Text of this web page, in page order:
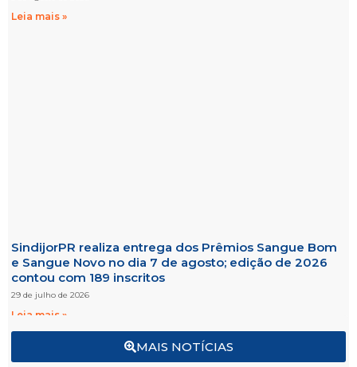
MAIS NOTÍCIAS
Leia mais »
SindijorPR realiza entrega dos Prêmios Sangue Bom
e Sangue Novo no dia 7 de agosto; edição de 2026
contou com 189 inscritos
29 de julho de 2026
Leia mais »